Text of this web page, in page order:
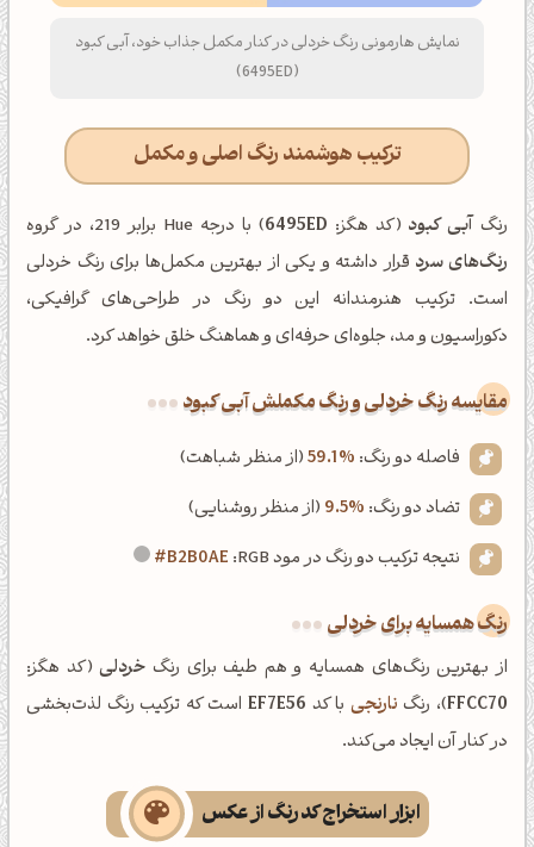
نمایش هارمونی رنگ خردلی در کنار مکمل جذاب خود، آبی کبود
(6495ED)
ترکیب هوشمند رنگ اصلی و مکمل
رنگ آبی کبود (کد هگز: 6495ED) با درجه Hue برابر 219، در گروه
رنگ‌های سرد قرار داشته و یکی از بهترین مکمل‌ها برای رنگ خردلی
است. ترکیب هنرمندانه این دو رنگ در طراحی‌های گرافیکی،
دکوراسیون و مد، جلوه‌ای حرفه‌ای و هماهنگ خلق خواهد کرد.
‌مقایسه رنگ خردلی و رنگ مکملش آبی کبود
فاصله دو رنگ: 59.1%(از منظر شباهت)
تضاد دو رنگ: 9.5% (از منظر روشنایی)
نتیجه ترکیب دو رنگ در مود RGB:
#B2B0AE
رنگ همسایه برای خردلی
از بهترین رنگ‌های همسایه و هم طیف برای رنگ خردلی(کد هگز:
FFCC70)، رنگ نارنجی با کد EF7E56 است که ترکیب رنگ لذت‌بخشی
در کنار آن ایجاد می‌کند.
ابزار استخراج کد رنگ از عکس